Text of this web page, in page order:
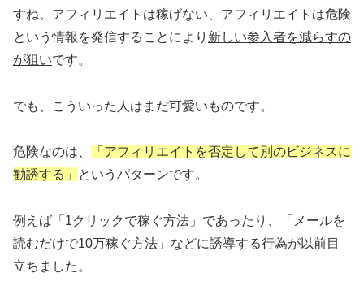
すね。アフィリエイトは稼げない、アフィリエイトは危険
という情報を発信することにより 新しい参入者を減らすの
が狙いです。
でも、こういった人はまだ可愛いものです。
危険なのは、
「アフィリエイトを否定して別のビジネスに
勧誘する」
というパターンです。
例えば「1クリックで稼ぐ方法」であったり、「メールを
読むだけで10万稼ぐ方法」などに誘導する行為が以前目
立ちました。